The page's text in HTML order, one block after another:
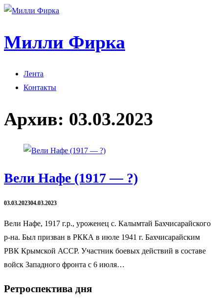
Милли Фирка
Лента
Контакты
Архив: 03.03.2023
Вели Нафе (1917 — ?)
03.03.202304.03.2023
Вели Нафе, 1917 г.р., уроженец с. Калымтай Бахчисарайского
р-на. Был призван в РККА в июле 1941 г. Бахчисарайским
РВК Крымской АССР. Участник боевых действий в составе
войск Западного фронта с 6 июля…
Ретроспектива дня